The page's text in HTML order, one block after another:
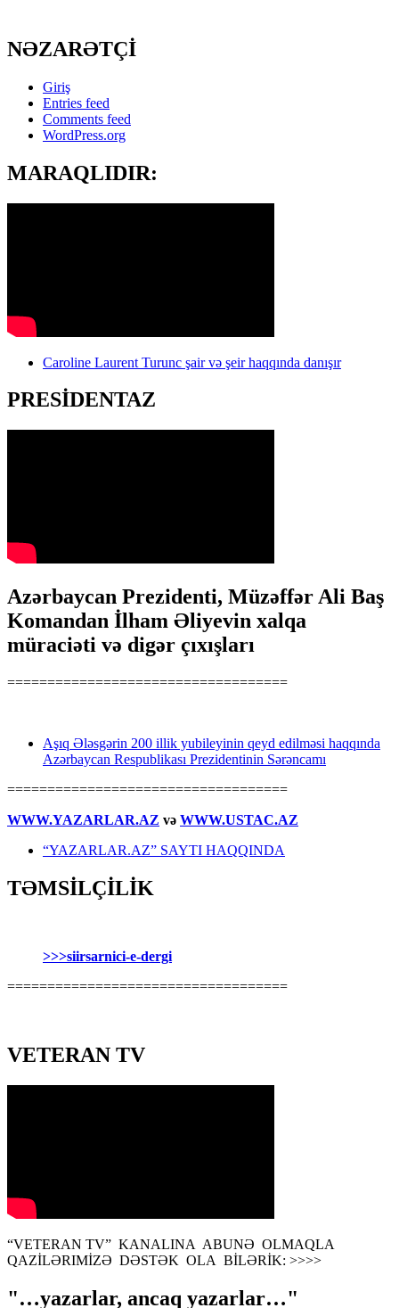
NƏZARƏTÇİ
Giriş
Entries feed
Comments feed
WordPress.org
MARAQLIDIR:
Caroline Laurent Turunc şair və şeir haqqında danışır
PRESİDENTAZ
Azərbaycan Prezidenti, Müzəffər Ali Baş
Komandan İlham Əliyevin xalqa
müraciəti və digər çıxışları
===================================
Aşıq Ələsgərin 200 illik yubileyinin qeyd edilməsi haqqında
Azərbaycan Respublikası Prezidentinin Sərəncamı
===================================
WWW.YAZARLAR.AZ və WWW.USTAC.AZ
“YAZARLAR.AZ” SAYTI HAQQINDA
TƏMSİLÇİLİK
>>>siirsarnici-e-dergi
===================================
VETERAN TV
“VETERAN TV” KANALINA ABUNƏ OLMAQLA
QAZİLƏRIMİZƏ DƏSTƏK OLA BİLƏRİK: >>>>
"…yazarlar, ancaq yazarlar…"